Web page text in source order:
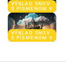
VÝKLAD SNOV
S PÍSMENOM V
VÝKLAD SNOV
S PÍSMENOM V